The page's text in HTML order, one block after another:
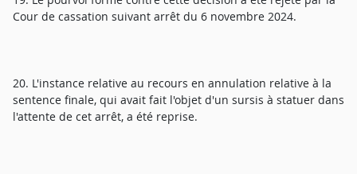
Cour de cassation suivant arrêt du 6 novembre 2024.
20. L'instance relative au recours en annulation relative à la
sentence finale, qui avait fait l'objet d'un sursis à statuer dans
l'attente de cet arrêt, a été reprise.